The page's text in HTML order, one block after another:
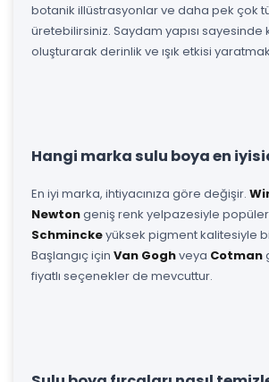
botanik illüstrasyonlar ve daha pek çok
üretebilirsiniz. Saydam yapısı
oluşturarak derinlik ve ışık etkisi
Hangi marka sulu boya en
En iyi marka, ihtiyacınıza göre değişir.
Newtongeniş renk yelpazesiyle
Schminckeyüksek pigment kalitesiyle
Başlangıç için Van Goghveya Cotman
fiyatlı seçenekler de mevcuttur.